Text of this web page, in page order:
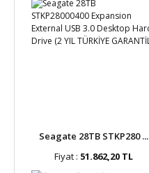
Seagate 28TB STKP280 ...
Fiyat : 51.862,20 TL